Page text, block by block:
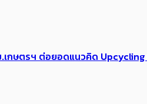
.เกษตรฯ ต่อยอดแนวคิด